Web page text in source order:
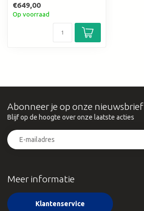
€649,00
Op voorraad
Meer informatie
Klantenservice
Abonneer je op onze nieuwsbrief
Blijf op de hoogte over onze laatste acties